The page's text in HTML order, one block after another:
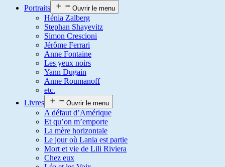
Portraits
Ouvrir le menu
Hénia Zalberg
Stephan Shayevitz
Simon Crescioni
Jérôme Ferrari
Anne Fontaine
Les yeux noirs
Yann Dugain
Anne Roumanoff
etc.
Livres
Ouvrir le menu
A défaut d’Amérique
Et qu’on m’emporte
La mère horizontale
Le jour où Lania est partie
Mort et vie de Lili Riviera
Chez eux